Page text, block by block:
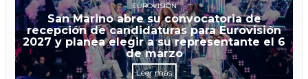
EUROVISIÓN
San Marino abre su convocatoria de
recepción de candidaturas para Eurovisión
2027 y planea elegir a su representante el 6
de marzo
Leer más